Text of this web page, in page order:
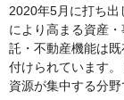
2020年5月に打ち出
により高まる資産
託・不動産機能は
付けられています
資源が集中する分野